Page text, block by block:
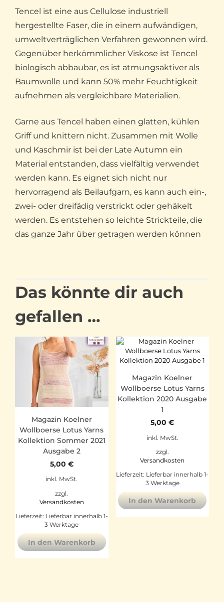
Tencel ist eine aus Cellulose industriell
hergestellte Faser, die in einem aufwändigen,
umweltverträglichen Verfahren gewonnen wird.
Gegenüber herkömmlicher Viskose ist Tencel
biologisch abbaubar, es ist atmungsaktiver als
Baumwolle und kann 50% mehr Feuchtigkeit
aufnehmen als vergleichbare Materialien.
Garne aus Tencel haben einen glatten, kühlen
Griff und knittern nicht. Zusammen mit Wolle
und Kaschmir ist bei der Late Autumn ein
Material entstanden, dass vielfältig verwendet
werden kann. Es eignet sich nicht nur
hervorragend als Beilaufgarn, es kann auch ein-,
zwei- oder dreifädig verstrickt oder gehäkelt
werden. Es entstehen so leichte Strickteile, die
das ganze Jahr über getragen werden können
Das könnte dir auch
gefallen …
Magazin Koelner
Wollboerse Lotus Yarns
Kollektion Sommer 2021
Ausgabe 2
5,00 €
inkl. MwSt.
zzgl.
Versandkosten
Lieferzeit: Lieferbar innerhalb 1-
3 Werktage
In den Warenkorb
Magazin Koelner
Wollboerse Lotus Yarns
Kollektion 2020 Ausgabe
1
5,00€
inkl. MwSt.
zzgl.
Versandkosten
Lieferzeit: Lieferbar innerhalb 1-
3 Werktage
In den Warenkorb